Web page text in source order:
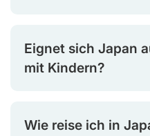
Eignet sich Japan
mit Kindern?
Wie reise ich in